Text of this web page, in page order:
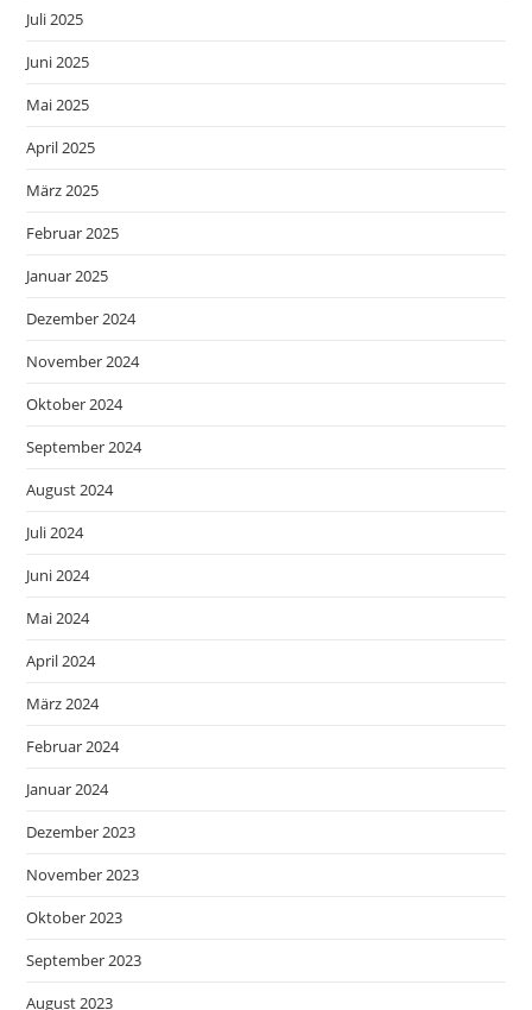
Juli 2025
Juni 2025
Mai 2025
April 2025
März 2025
Februar 2025
Januar 2025
Dezember 2024
November 2024
Oktober 2024
September 2024
August 2024
Juli 2024
Juni 2024
Mai 2024
April 2024
März 2024
Februar 2024
Januar 2024
Dezember 2023
November 2023
Oktober 2023
September 2023
August 2023